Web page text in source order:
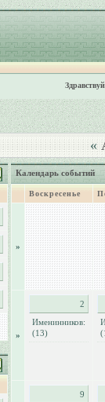
«
Календарь событий
Воскресенье
»
»
2
Именинников:
(13)
9